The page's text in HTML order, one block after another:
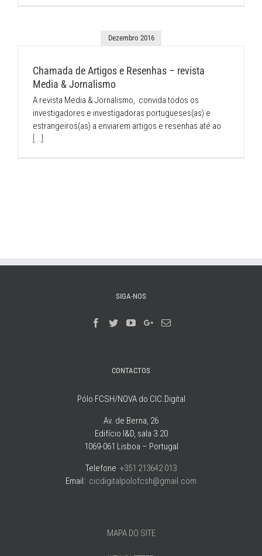
Dezembro 2016
Chamada de Artigos e Resenhas – revista
Media & Jornalismo
A revista Media & Jornalismo, convida todos os
investigadores e investigadoras portugueses(as) e
estrangeiros(as) a enviarem artigos e resenhas até ao
[...]
SIGA-NOS
CONTACTOS
Pólo FCSH/NOVA do CIC.Digital
Av. de Berna, 26
Edifício I&D, sala 3.20
1069-061 Lisboa – Portugal
Telefone: +351 213642 013
Email: cicdigitalpolofcsh@gmail.com
MAPA DO SITE